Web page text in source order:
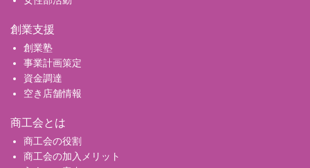
創業支援
創業塾
事業計画策定
資金調達
空き店舗情報
商工会とは
商工会の役割
商工会の加入メリット